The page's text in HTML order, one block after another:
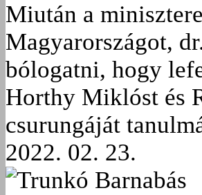
Miután a
Magyarországot,
bólogatni, hogy
Horthy Miklóst és
csurungáját
2022. 02. 23.
Trunkó Barnabás